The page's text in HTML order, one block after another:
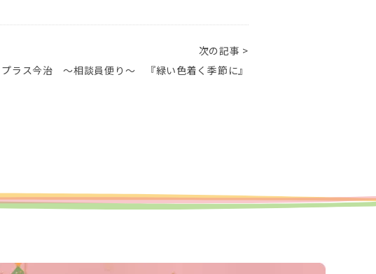
次の記事 >
プラス今治 ～相談員便り～ 『緑い色着く季節に』